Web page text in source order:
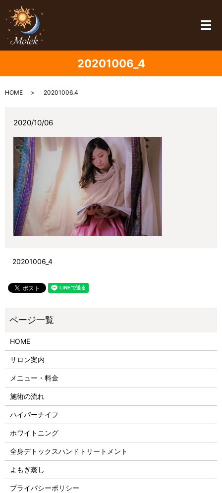
メ
20201006_4
HOME 20201006_4
2020/10/06
20201006_4
HOME
サロン案内
メニュー・料金
施術の流れ
ハイパーナイフ
ホワイトニング
全身デトックスハンドトリートメント
よもぎ蒸し
プライバシーポリシー